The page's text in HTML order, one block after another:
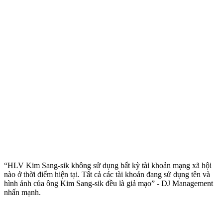
“HLV Kim Sang-sik không sử dụng bất kỳ tài khoản mạng xã hội
nào ở thời điểm hiện tại. Tất cả các tài khoản đang sử dụng tên và
hình ảnh của ông Kim Sang-sik đều là giả mạo” - DJ Management
nhấn mạnh.